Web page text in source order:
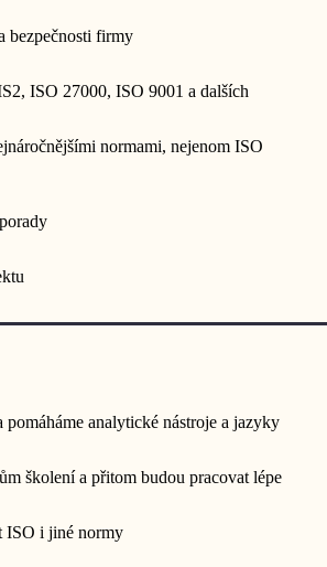
bezpečnosti firmy
ISO 27000, ISO 9001 a dalších
normami, nejenom ISO
pomáháme analytické nástroje a jazyky
školení a přitom budou pracovat lépe
ISO i jiné normy